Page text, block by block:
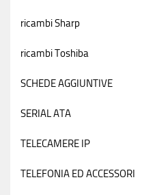
ricambi Sharp
ricambi Toshiba
SCHEDE AGGIUNTIVE
SERIAL ATA
TELECAMERE IP
TELEFONIA ED ACCESSORI